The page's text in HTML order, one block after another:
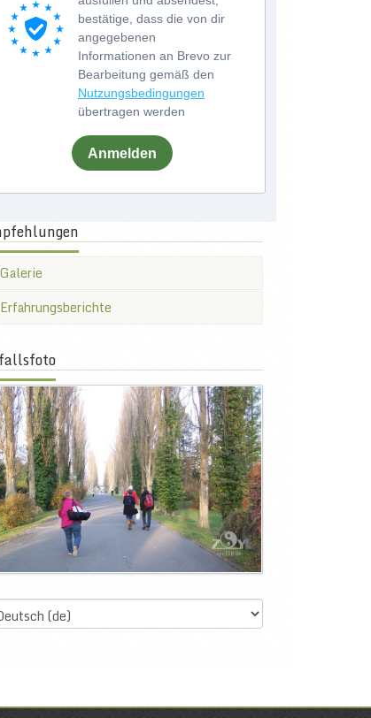
bestätige, dass die von dir
angegebenen
Informationen an Brevo zur
Bearbeitung gemäß den
Nutzungsbedingungen
übertragen werden
Anmelden
Galerie
Erfahrungsberichte